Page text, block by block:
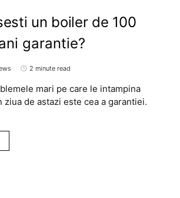
un boiler de 100
garantie?
2 minute read
mari pe care le intampina
ziua de astazi este cea a garantiei.